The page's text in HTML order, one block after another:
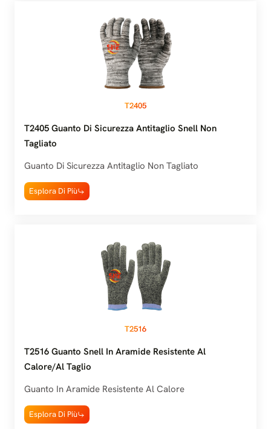
T2405
T2405 Guanto Di Sicurezza Antitaglio Snell Non
Tagliato
Guanto Di Sicurezza Antitaglio Non Tagliato
Esplora Di Più
T2516
T2516 Guanto Snell In Aramide Resistente Al
Calore/al Taglio
Guanto In Aramide Resistente Al Calore
Esplora Di Più